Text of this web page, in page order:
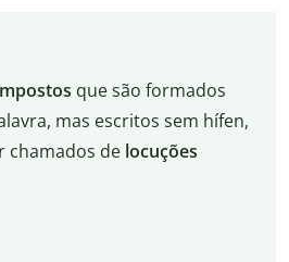
que são formados
mas escritos sem hífen,
chamados delocuções